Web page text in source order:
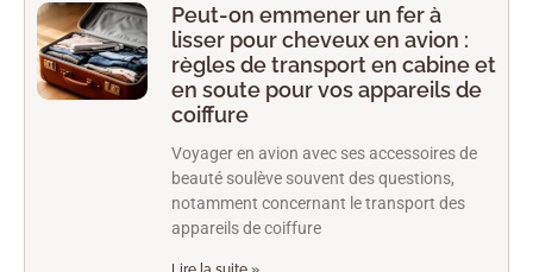
Peut-on emmener un fer à
lisser pour cheveux en avion :
règles de transport en cabine et
en soute pour vos appareils de
coiffure
Voyager en avion avec ses accessoires de
beauté soulève souvent des questions,
notamment concernant le transport des
appareils de coiffure